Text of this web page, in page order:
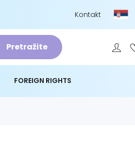
Kontakt
Pretražite
FOREIGN RIGHTS